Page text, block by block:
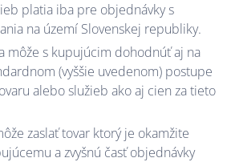
platia iba pre objednávky s
na území Slovenskej republiky.
môže s kupujúcim dohodnúť aj na
(vyššie uvedenom) postupe
alebo služieb ako aj cien za tieto
zaslať tovar ktorý je okamžite
a zvyšnú časť objednávky